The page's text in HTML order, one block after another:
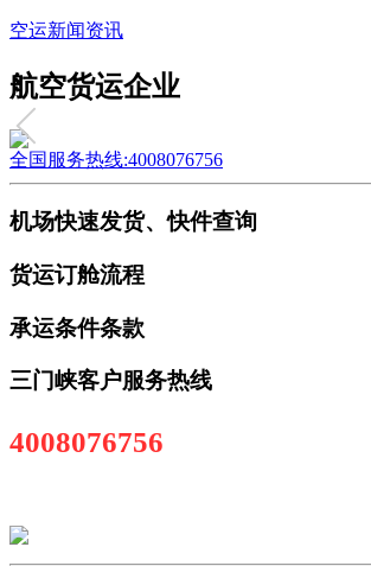
空运新闻资讯
航空货运企业
全国服务热线:4008076756
机场快速发货、快件查询
货运订舱流程
承运条件条款
三门峡客户服务热线
4008076756